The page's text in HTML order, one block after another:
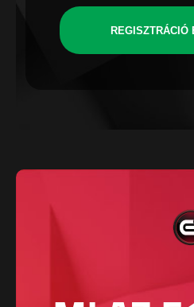
REGISZTRÁCIÓ